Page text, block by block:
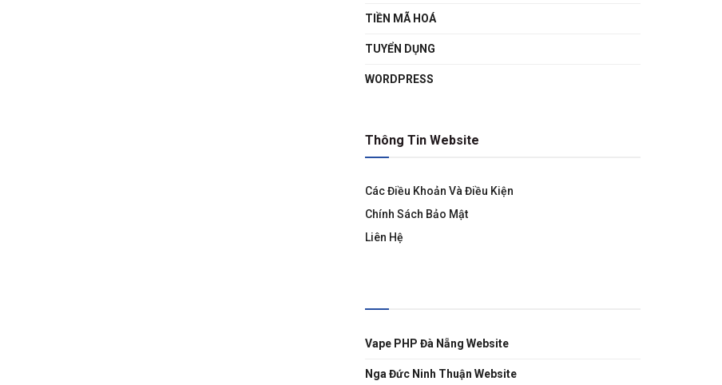
TIỀN MÃ HOÁ
TUYỂN DỤNG
WORDPRESS
Thông Tin Website
Các Điều Khoản Và Điều Kiện
Chính Sách Bảo Mật
Liên Hệ
Vape PHP Đà Nẵng Website
Nga Đức Ninh Thuận Website